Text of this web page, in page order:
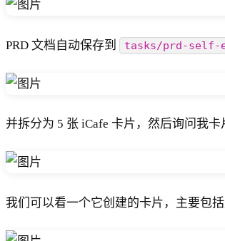
PRD 文档自动保存到 tasks/prd-self-
并拆分为 5 张 iCafe 卡片，然后询问我
我们可以看一个它创建的卡片，主要包